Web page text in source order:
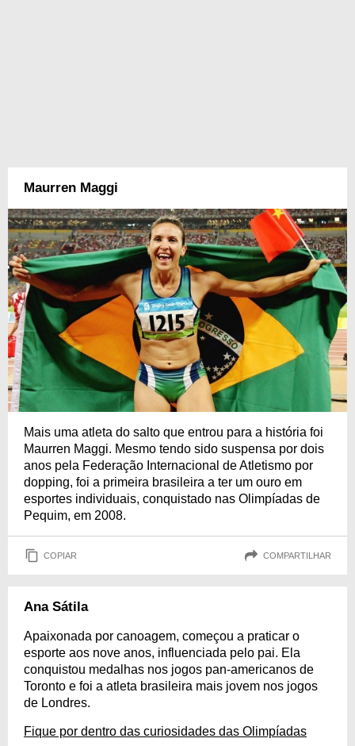
Maurren Maggi
Mais uma atleta do salto que entrou para a história foi
Maurren Maggi. Mesmo tendo sido suspensa por dois
anos pela Federação Internacional de Atletismo por
dopping, foi a primeira brasileira a ter um ouro em
esportes individuais, conquistado nas Olimpíadas de
Pequim, em 2008.
COPIAR COMPARTILHAR
Ana Sátila
Apaixonada por canoagem, começou a praticar o
esporte aos nove anos, influenciada pelo pai. Ela
conquistou medalhas nos jogos pan-americanos de
Toronto e foi a atleta brasileira mais jovem nos jogos
de Londres.
Fique por dentro das curiosidades das Olimpíadas